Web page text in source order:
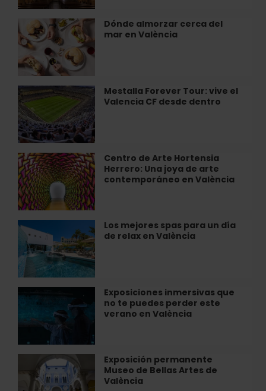
Juan
del
Hospital
Dónde almorzar cerca del
mar en València
Dónde
almorzar
cerca
del
mar
en
València
Mestalla Forever Tour: vive el
Valencia CF desde dentro
Mestalla
Forever
Tour:
vive
el
Valencia
CF
desde
dentro
Centro de Arte Hortensia
Herrero: Una joya de arte
contemporáneo en València
Centro
de
Arte
Hortensia
Herrero:
Una
joya
de
arte
contemporáneo
València
Los mejores spas para un día
de relax en València
Los
mejores
spas
para
un
día
de
en
València
Exposiciones inmersivas que
no te puedes perder este
verano en València
inmersivas
que
te
puedes
perder
este
Exposición permanente
Museo de Bellas Artes de
València
Exposición
permanente
Museo